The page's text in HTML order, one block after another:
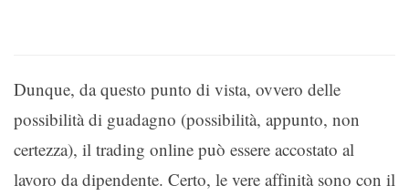
Dunque, da questo punto di vista, ovvero delle
possibilità di guadagno (possibilità, appunto, non
certezza), il trading online può essere accostato al
lavoro da dipendente. Certo, le vere affinità sono con il